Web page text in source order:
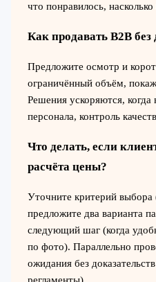
что понравилось,
Как продавать B2B без
Предложите осмотр и
ограничённый объём,
Решения ускоряются,
персонала, контроль
Что делать, если
расчёта цены?
Уточните критерий выбора
предложите два варианта
следующий шаг (когда
по фото). Параллельно
ожидания без